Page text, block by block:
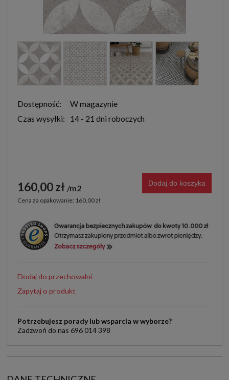
Dostępność:
W magazynie
Czas wysyłki:
14 - 21 dni roboczych
160,00 zł m2
Cena za opakowanie: 160,00 zł
Dodaj do koszyka
Dodaj do przechowalni
Zapytaj o produkt
Potrzebujesz porady lub wsparcia w wyborze?
Zadzwoń do nas 696 014 398